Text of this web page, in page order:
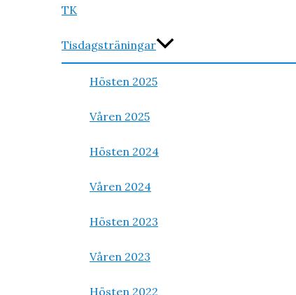
TK
Tisdagsträningar
Hösten 2025
Våren 2025
Hösten 2024
Våren 2024
Hösten 2023
Våren 2023
Hösten 2022